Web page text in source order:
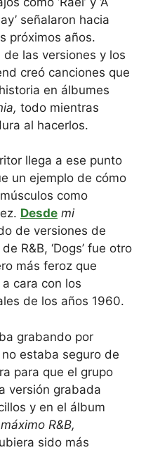
señalaron hacia
próximos años.
las versiones y los
creó canciones que
en álbumes
todo mientras
al hacerlos.
llega a ese punto
un ejemplo de cómo
como
Desde mi
de versiones de
R&B, ‘Dogs’ fue otro
más feroz que
cara con los
de los años 1960.
grabando por
estaba seguro de
para que el grupo
versión grabada
y en el álbum
R&B,
sido más